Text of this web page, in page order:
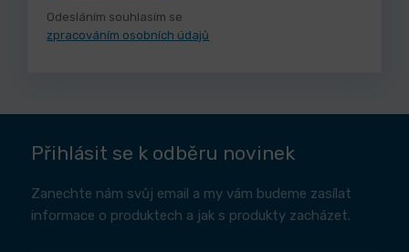
Odesláním souhlasím se
zpracováním osobních údajů
Přihlásit se k odběru novinek
Zanechte nám svůj email a my vám budeme zasílat
informace o produktech a jak s produkty zacházet.